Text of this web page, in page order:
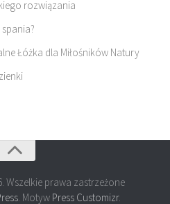
rozwiązania
Łóżka dla Miłośników Natury
Wszelkie prawa zastrzeżone
. Motyw Press Customizr.